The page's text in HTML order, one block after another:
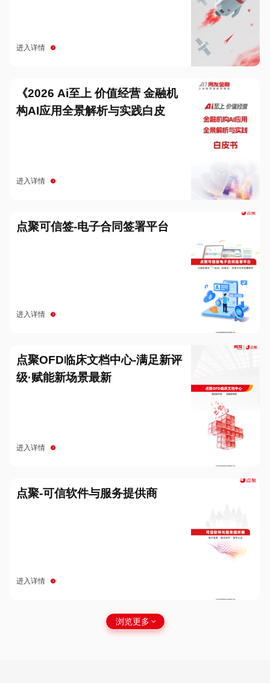
进入详情
《2026 Ai至上 价值经营 金融机
构AI应用全景解析与实践白皮
进入详情
点聚可信签-电子合同签署平台
进入详情
点聚OFD临床文档中心-满足新评
级·赋能新场景最新
进入详情
点聚-可信软件与服务提供商
进入详情
浏览更多